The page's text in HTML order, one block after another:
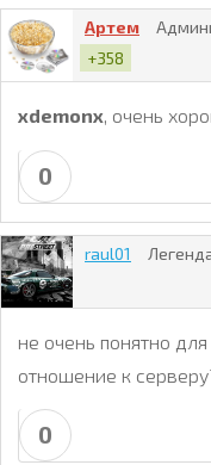
Артем
+358
xdemonx, очень
0
raul01
не очень понятно
отношение к
0